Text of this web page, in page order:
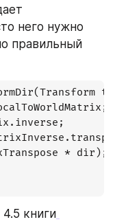
него нужно
правильный
*
книги